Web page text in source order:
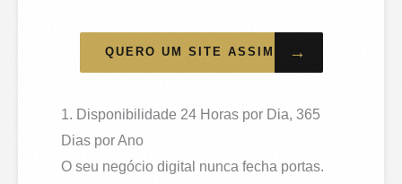
QUERO UM SITE ASSIM →
1. Disponibilidade 24 Horas por Dia, 365
Dias por Ano
O seu negócio digital nunca fecha portas.